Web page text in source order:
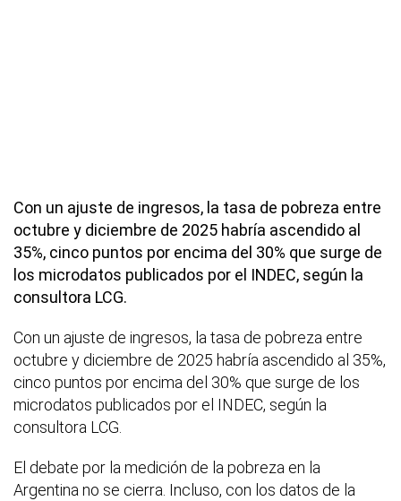
Con un ajuste de ingresos, la tasa de pobreza entre
octubre y diciembre de 2025 habría ascendido al
35%, cinco puntos por encima del 30% que surge de
los microdatos publicados por el INDEC, según la
consultora LCG.
Con un ajuste de ingresos, la tasa de pobreza entre
octubre y diciembre de 2025 habría ascendido al 35%,
cinco puntos por encima del 30% que surge de los
microdatos publicados por el INDEC, según la
consultora LCG.
El debate por la medición de la pobreza en la
Argentina no se cierra. Incluso, con los datos de la